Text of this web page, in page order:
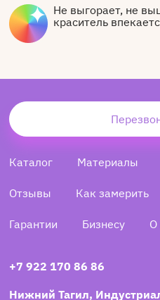
Не выгорает, не
краситель
Каталог Материалы
Отзывы Как замерить
Гарантии Бизнесу О
+7 922 170 86 86
Нижний Тагил,